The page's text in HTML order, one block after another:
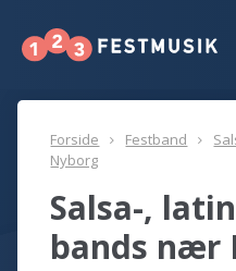
Forside Festband
Nyborg
Salsa-,
bands nær